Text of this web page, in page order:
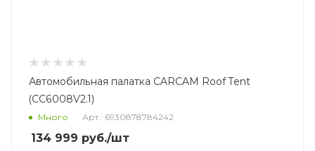
Автомобильная палатка CARCAM Roof Tent
(CC6008V2.1)
Много Арт.: 6930878784242
134 999 руб./шт